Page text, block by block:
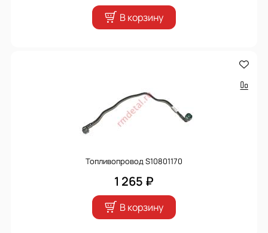
В корзину
Топливопровод S10801170
1 265 ₽
В корзину